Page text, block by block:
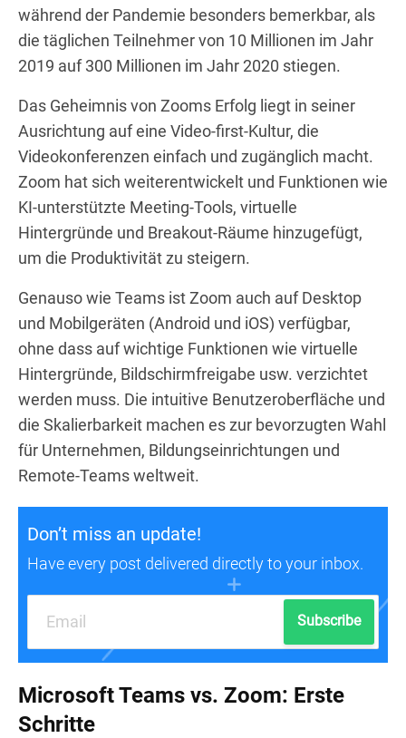
während der Pandemie besonders bemerkbar, als
die täglichen Teilnehmer von 10 Millionen im Jahr
2019 auf 300 Millionen im Jahr 2020 stiegen.
Das Geheimnis von Zooms Erfolg liegt in seiner
Ausrichtung auf eine Video-first-Kultur, die
Videokonferenzen einfach und zugänglich macht.
Zoom hat sich weiterentwickelt und Funktionen wie
KI-unterstützte Meeting-Tools, virtuelle
Hintergründe und Breakout-Räume hinzugefügt,
um die Produktivität zu steigern.
Genauso wie Teams ist Zoom auch auf Desktop
und Mobilgeräten (Android und iOS) verfügbar,
ohne dass auf wichtige Funktionen wie virtuelle
Hintergründe, Bildschirmfreigabe usw. verzichtet
werden muss. Die intuitive Benutzeroberfläche und
die Skalierbarkeit machen es zur bevorzugten Wahl
für Unternehmen, Bildungseinrichtungen und
Remote-Teams weltweit.
Don’t miss an update!
Have every post delivered directly to your inbox.
Subscribe
Microsoft Teams vs. Zoom: Erste
Schritte